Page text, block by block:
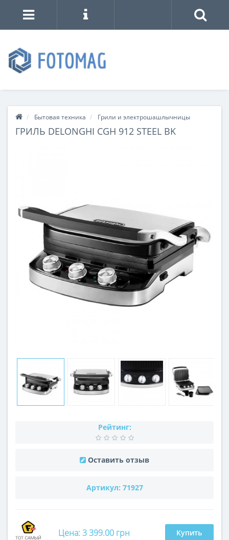
Бытовая техника Грили и электрошашлычницы
ГРИЛЬ DELONGHI CGH 912 STEEL BK
Рейтинг:
Оставить отзыв
Артикул: 71927
Цена: 3 399.00 грн Купить